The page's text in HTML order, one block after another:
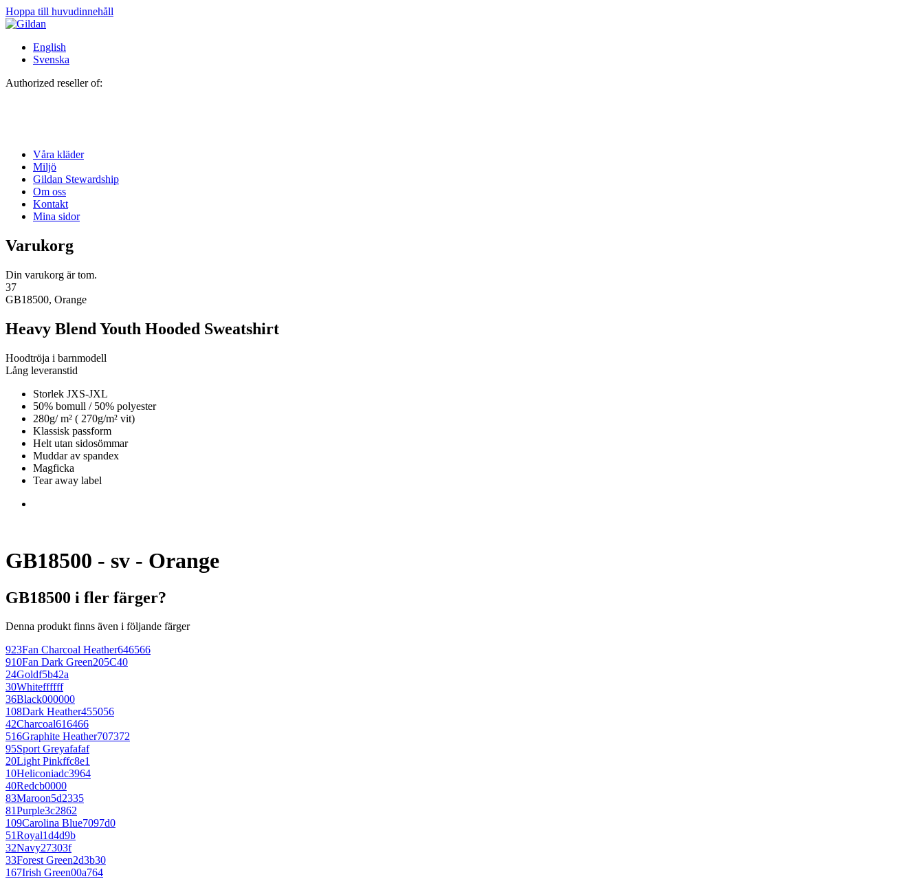
Hoppa till huvudinnehåll
English
Svenska
Authorized reseller of:
Våra kläder
Miljö
Gildan Stewardship
Om oss
Kontakt
Mina sidor
Varukorg
Din varukorg är tom.
37
GB18500, Orange
Heavy Blend Youth Hooded Sweatshirt
Hoodtröja i barnmodell
Lång leveranstid
Storlek JXS-JXL
50% bomull / 50% polyester
280g/ m² ( 270g/m² vit)
Klassisk passform
Helt utan sidosömmar
Muddar av spandex
Magficka
Tear away label
GB18500 - sv - Orange
GB18500 i fler färger?
Denna produkt finns även i följande färger
923Fan Charcoal Heather646566
910Fan Dark Green205C40
24Goldf5b42a
30Whiteffffff
36Black000000
108Dark Heather455056
42Charcoal616466
516Graphite Heather707372
95Sport Greyafafaf
20Light Pinkffc8e1
10Heliconiadc3964
40Redcb0000
83Maroon5d2335
81Purple3c2862
109Carolina Blue7097d0
51Royal1d4d9b
32Navy27303f
33Forest Green2d3b30
167Irish Green00a764